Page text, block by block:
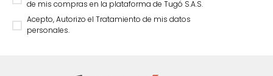
de mis compras en la plataforma de Tugó S.A.S.
Acepto, Autorizo el Tratamiento de mis datos
personales.